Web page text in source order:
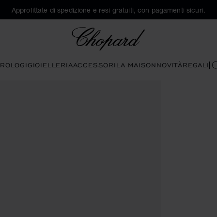
Approfittate di spedizione e resi gratuiti, con pagamenti sicuri.
GIOIELLERIAACCESSORILA MAISONNOVITÀREGALI